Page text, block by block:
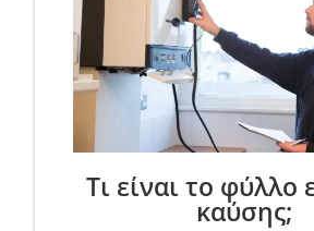
Τι είναι το φύλλο
καύσης;